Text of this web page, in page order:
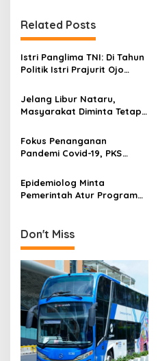
n
a
v
g
a
t
i
o
n
Related Posts
Istri Panglima TNI: Di Tahun
Politik Istri Prajurit Ojo
Jelang Libur Nataru,
Masyarakat Diminta Tetap
Fokus Penanganan
Pandemi Covid-19, PKS
Bagi Kadernya
Epidemiolog Minta
Pemerintah Atur Program
Don't Miss